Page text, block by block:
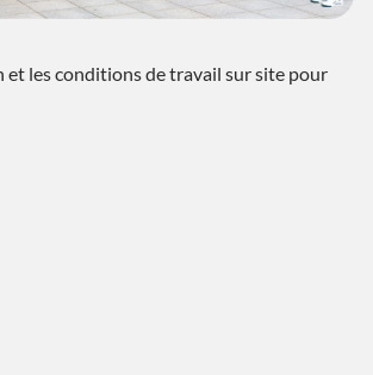
et les conditions de travail sur site pour